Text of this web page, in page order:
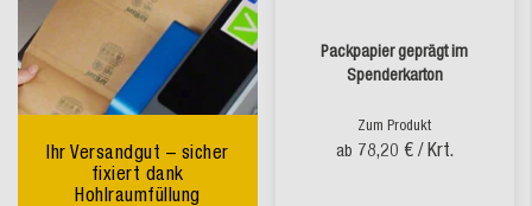
Ihr Versandgut – sicher
fixiert dank
Hohlraumfüllung
Packpapier geprägt im
Spenderkarton
Zum Produkt
ab 78,20 € / Krt.